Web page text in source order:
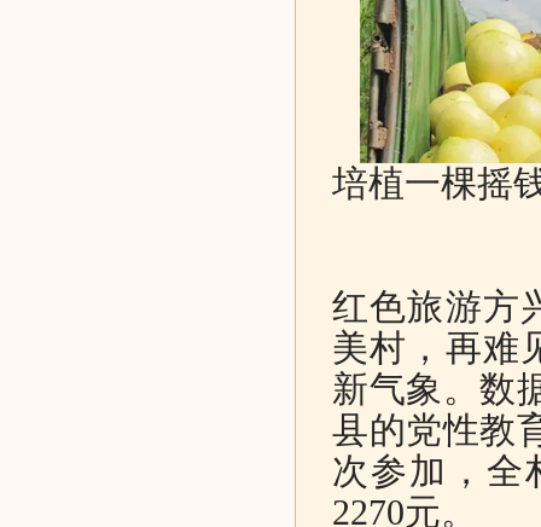
培植一棵摇
红色旅游方
美村，再难
新气象。数
县的党性教
次参加，全
2270元。